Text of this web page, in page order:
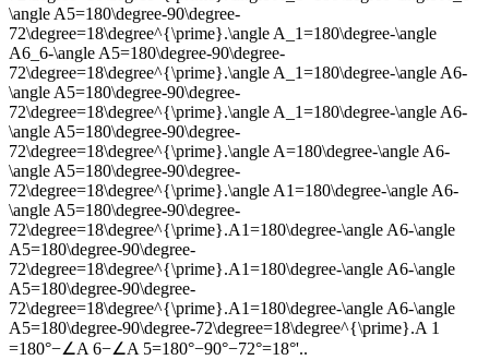
\angle A5=180\degree-90\degree-
72\degree=18\degree^{\prime}.\angle A_1=180\degree-\angle
A6_6-\angle A5=180\degree-90\degree-
72\degree=18\degree^{\prime}.\angle A_1=180\degree-\angle A6-
\angle A5=180\degree-90\degree-
72\degree=18\degree^{\prime}.\angle A_1=180\degree-\angle A6-
\angle A5=180\degree-90\degree-
72\degree=18\degree^{\prime}.\angle A=180\degree-\angle A6-
\angle A5=180\degree-90\degree-
72\degree=18\degree^{\prime}.\angle A1=180\degree-\angle A6-
\angle A5=180\degree-90\degree-
72\degree=18\degree^{\prime}.A1=180\degree-\angle A6-\angle
A5=180\degree-90\degree-
72\degree=18\degree^{\prime}.A1=180\degree-\angle A6-\angle
A5=180\degree-90\degree-
72\degree=18\degree^{\prime}.A1=180\degree-\angle A6-\angle
A5=180\degree-90\degree-72\degree=18\degree^{\prime}.A 1 ​
=180°−∠A 6 ​ −∠A 5 ​ =180°−90°−72°=18°'..